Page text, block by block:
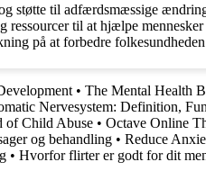
til adfærdsmæssige
til at hjælpe
på at forbedre
• The Mental Health
Nervesystem: Definition,
of Child Abuse • Octave Online
og behandling • Reduce
• Hvorfor flirter er godt for dit